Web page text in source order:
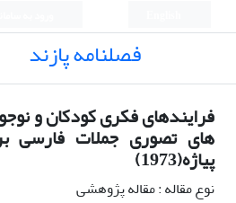
فصلنامه پازند
فرایندهای فکری کودکان و
های تصوری جملات فارسی
پیاژه(1973)
نوع مقاله : مقاله پژوهشی